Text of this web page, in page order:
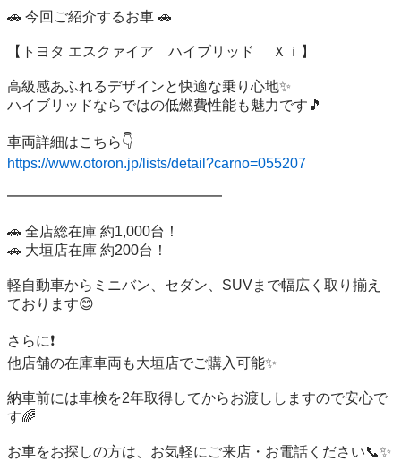
🚗 今回ご紹介するお車 🚗
【トヨタ エスクァイア　ハイブリッド 　Ｘｉ】
高級感あふれるデザインと快適な乗り心地✨
ハイブリッドならではの低燃費性能も魅力です🎵
https://www.otoron.jp/lists/detail?carno=055207
━━━━━━━━━━━━━━━
🚗 全店総在庫 約1,000台！
🚗 大垣店在庫 約200台！
軽自動車からミニバン、セダン、SUVまで幅広く取り揃え
ております😊
さらに❗
他店舗の在庫車両も大垣店でご購入可能✨
納車前には車検を2年取得してからお渡ししますので安心で
す🌈
お車をお探しの方は、お気軽にご来店・お電話ください📞✨